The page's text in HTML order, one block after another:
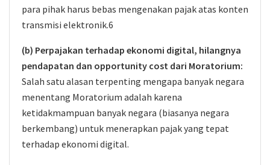
para pihak harus bebas mengenakan pajak atas konten
transmisi elektronik.6
(b) Perpajakan terhadap ekonomi digital, hilangnya
pendapatan dan opportunity cost dari Moratorium:
Salah satu alasan terpenting mengapa banyak negara
menentang Moratorium adalah karena
ketidakmampuan banyak negara (biasanya negara
berkembang) untuk menerapkan pajak yang tepat
terhadap ekonomi digital.